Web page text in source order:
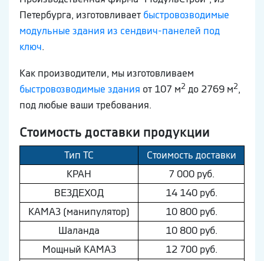
Петербурга, изготовливает быстровозводимые
модульные здания из сендвич-панелей под
ключ.
Как производители, мы изготовливаем
быстровозводимые здания от 107 м2 до 2769 м2,
под любые ваши требования.
Стоимость доставки продукции
Тип ТС
Стоимость доставки
КРАН
7 000 руб.
ВEЗДEХОД
14 140 руб.
КAМAЗ (манипулятор)
10 800 руб.
Шaлaнда
10 800 руб.
Мощный КAМAЗ
12 700 руб.